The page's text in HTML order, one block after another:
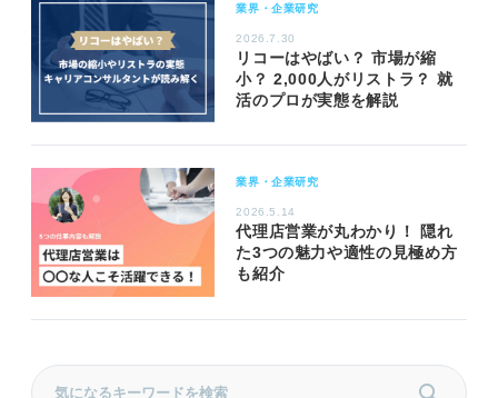
業界・企業研究
2026.7.30
リコーはやばい？ 市場が縮
小？ 2,000人がリストラ？ 就
活のプロが実態を解説
業界・企業研究
2026.5.14
代理店営業が丸わかり！ 隠れ
た3つの魅力や適性の見極め方
も紹介